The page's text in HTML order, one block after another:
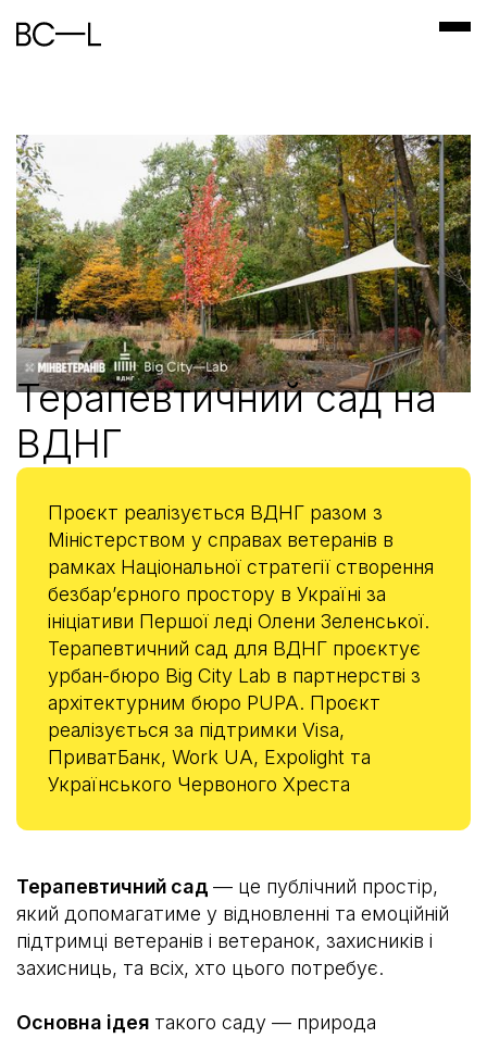
Терапевтичний сад на
ВДНГ
Проєкт реалізується ВДНГ разом з
Міністерством у справах ветеранів в
рамках Національної стратегії створення
безбарʼєрного простору в Україні за
ініціативи Першої леді Олени Зеленської.
Терапевтичний сад для ВДНГ проєктує
урбан-бюро Big City Lab в партнерстві з
архітектурним бюро PUPA. Проєкт
реалізується за підтримки Visa,
ПриватБанк, Work UA, Expolight та
Українського Червоного Хреста
Терапевтичний сад — це публічний простір,
який допомагатиме у відновленні та емоційній
підтримці ветеранів і ветеранок, захисників і
захисниць, та всіх, хто цього потребує.
Основна ідея такого саду — природа